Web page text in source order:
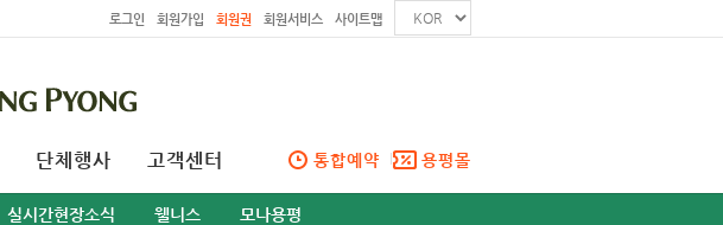
로그인 회원가입 회원권 회원서비스 사이트맵
실시간현장소식 웰니스 모나용평
단체행사 고객센터 통합예약 용평몰